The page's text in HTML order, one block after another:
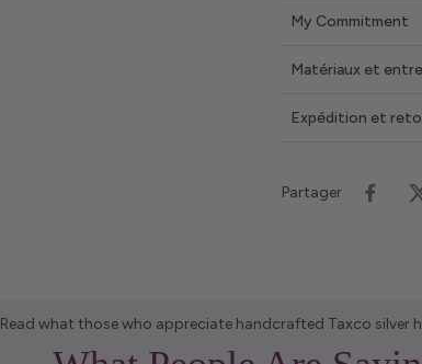
My Commitment
Matériaux et
Expédition et
Partager
Read what those who appreciate handcrafted Taxco silver